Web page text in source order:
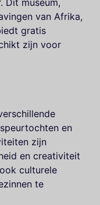
van Afrika,
gratis
zijn voor
en
zijn
en creativiteit
culturele
te